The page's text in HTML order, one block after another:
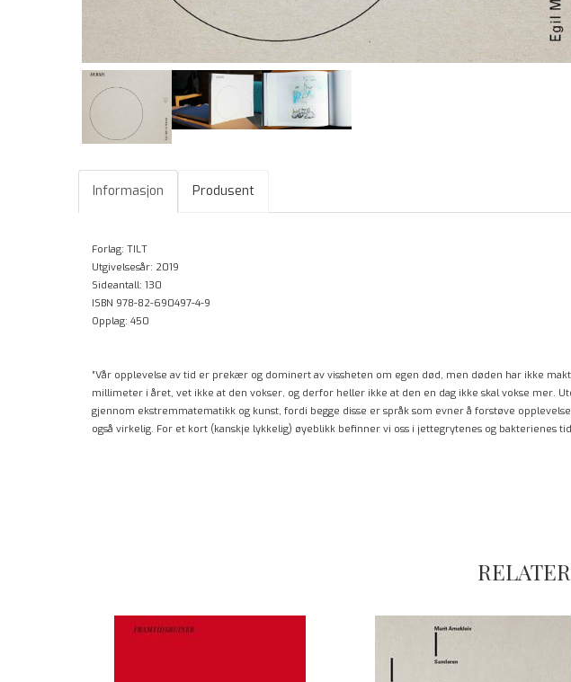
Informasjon Produsent
Forlag: TILT
Utgivelsesår: 2019
Sideantall: 130
ISBN 978-82-690497-4-9
Opplag: 450
”Vår opplevelse av tid er prekær og dominert av vissheten om egen død, men døden har ikke
millimeter i året, vet ikke at den vokser, og derfor heller ikke at den en dag ikke skal vokse mer.
gjennom ekstremmatematikk og kunst, fordi begge disse er språk som evner å forstøve
også virkelig. For et kort (kanskje lykkelig) øyeblikk befinner vi oss i jettegrytenes og bakterienes